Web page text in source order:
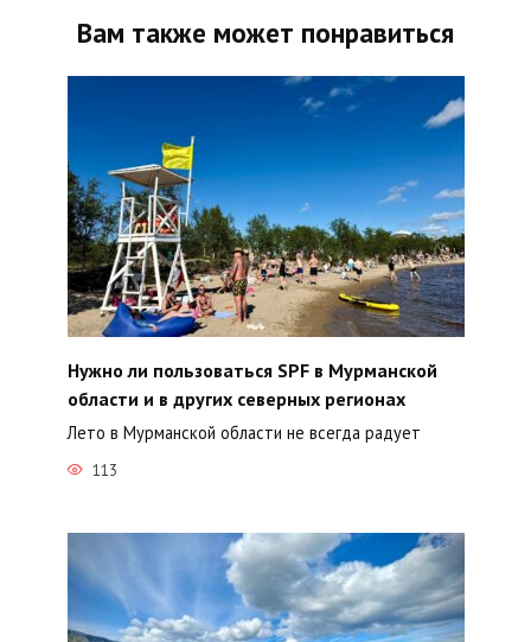
Вам также может понравиться
Нужно ли пользоваться SPF в Мурманской
области и в других северных регионах
Лето в Мурманской области не всегда радует
113